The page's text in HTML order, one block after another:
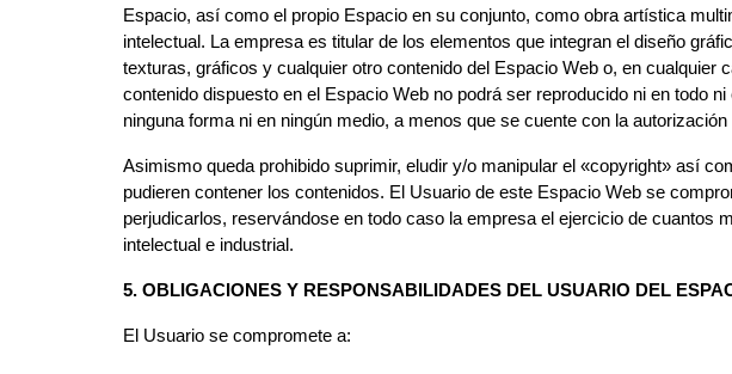
Espacio, así como el propio Espacio en su conjunto, como obra artística
intelectual. La empresa es titular de los elementos que integran el diseño
texturas, gráficos y cualquier otro contenido del Espacio Web o, en cualquier
contenido dispuesto en el Espacio Web no podrá ser reproducido ni en todo ni
ninguna forma ni en ningún medio, a menos que se cuente con la
Asimismo queda prohibido suprimir, eludir y/o manipular el «copyright» así
pudieren contener los contenidos. El Usuario de este Espacio Web se
perjudicarlos, reservándose en todo caso la empresa el ejercicio de cuantos
intelectual e industrial.
5. OBLIGACIONES Y RESPONSABILIDADES DEL USUARIO DEL
El Usuario se compromete a: